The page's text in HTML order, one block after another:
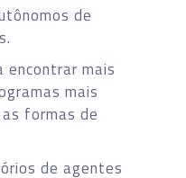
de
encontrar mais
mais
formas de
de agentes